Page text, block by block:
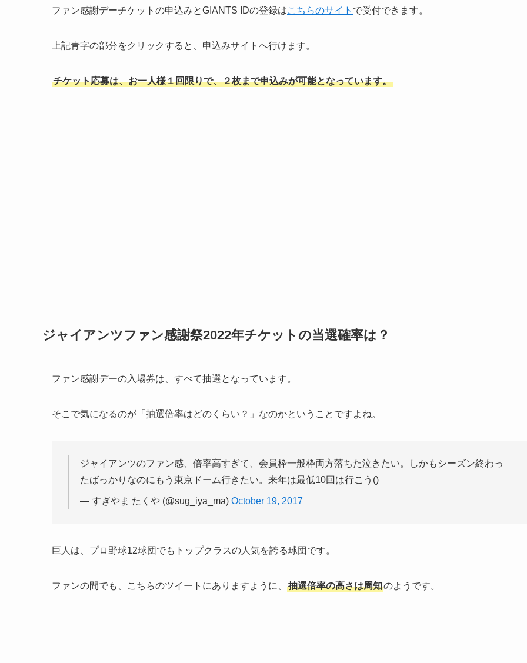
ファン感謝デーチケットの申込みとGIANTS IDの登録はこちらのサイト で受付できます。
上記青字の部分をクリックすると、申込みサイトへ行けます。
チケット応募は、お一人様１回限りで、２枚まで申込みが可能となっています。
ジャイアンツファン感謝祭2022年チケットの当選確率は？
ファン感謝デーの入場券は、すべて抽選となっています。
そこで気になるのが「抽選倍率はどのくらい？」なのかということですよね。
ジャイアンツのファン感、倍率高すぎて、会員枠一般枠両方落ちた泣きたい。しかもシーズン終わっ
たばっかりなのにもう東京ドーム行きたい。来年は最低10回は行こう()
— すぎやま たくや (@sug_iya_ma) October 19, 2017
巨人は、プロ野球12球団でもトップクラスの人気を誇る球団です。
ファンの間でも、こちらのツイートにありますように、 抽選倍率の高さは周知のようです。